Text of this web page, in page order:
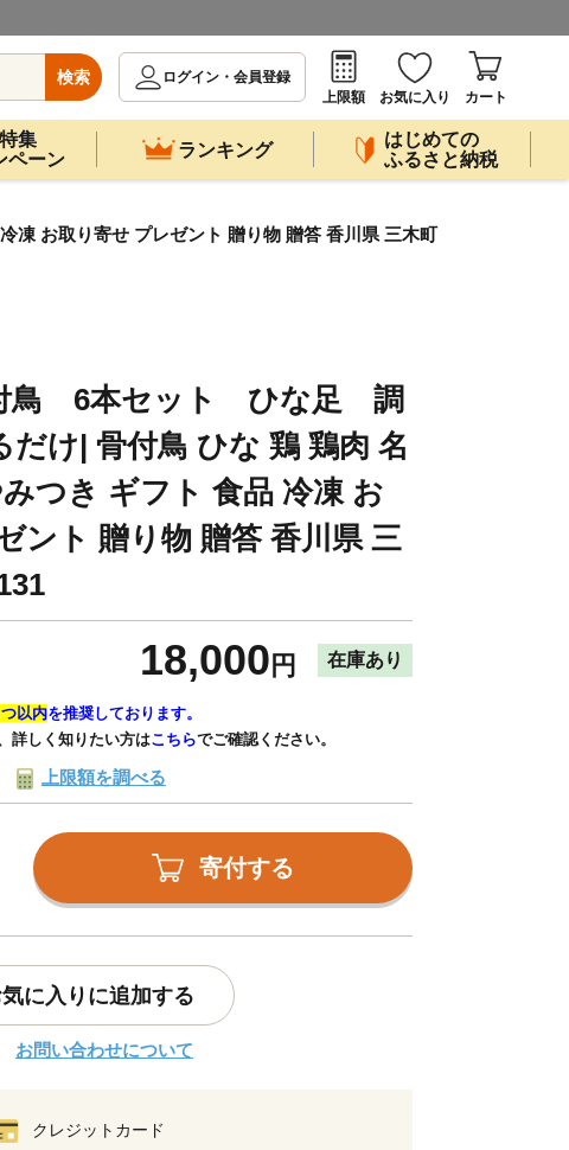
検索
ログイン・会員登録
上限額
お気に入り カート
集
ペーン
ランキング
はじめての
ふるさと納税
お取り寄せ プレゼント 贈り物 贈答 香川県 三木町
鳥 6本セット ひな足 調
け| 骨付鳥 ひな 鶏 鶏肉 名
つき ギフト 食品 冷凍 お
ント 贈り物 贈答 香川県 三
18,000 円 在庫あり
以内を推奨しております。
詳しく知りたい方はこちらでご確認ください。
上限額を調べる
寄付する
に入りに追加する
お問い合わせについて
クレジットカード